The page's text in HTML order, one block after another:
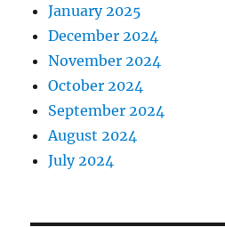
January 2025
December 2024
November 2024
October 2024
September 2024
August 2024
July 2024